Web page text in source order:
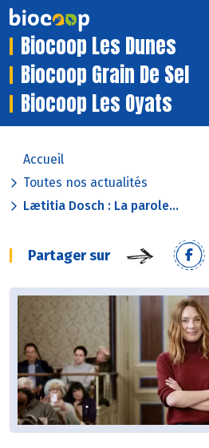
Biocoop Les Dunes
Biocoop Grain De Sel
Biocoop Les Oyats
Accueil
Toutes nos actualités
Lætitia Dosch : La parole...
Partager sur